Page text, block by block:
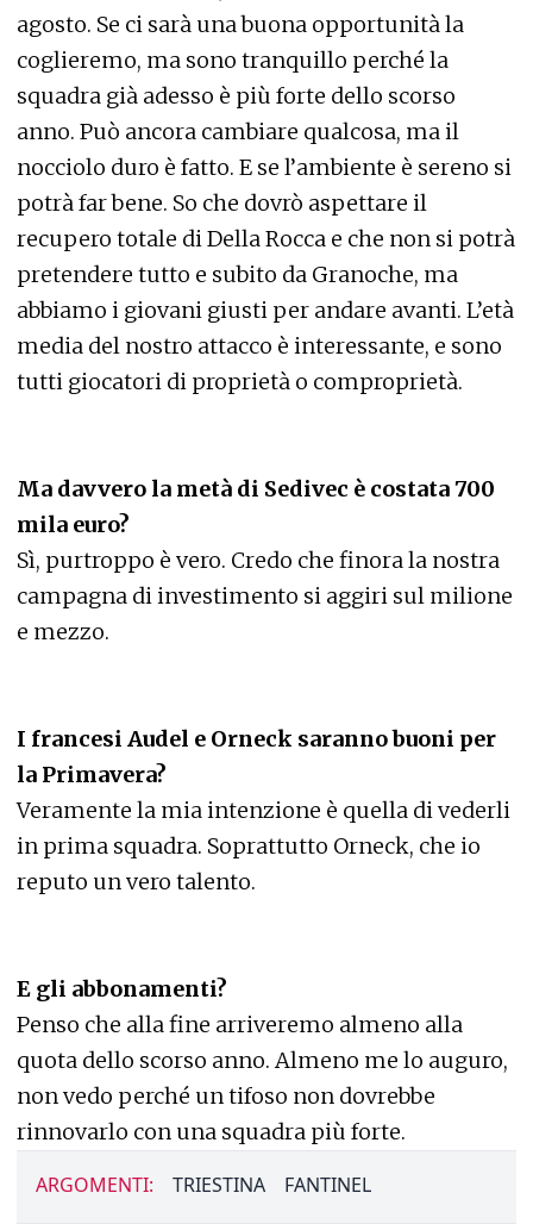
agosto. Se ci sarà una buona opportunità la
coglieremo, ma sono tranquillo perché la
squadra già adesso è più forte dello scorso
anno. Può ancora cambiare qualcosa, ma il
nocciolo duro è fatto. E se l’ambiente è sereno si
potrà far bene. So che dovrò aspettare il
recupero totale di Della Rocca e che non si potrà
pretendere tutto e subito da Granoche, ma
abbiamo i giovani giusti per andare avanti. L’età
media del nostro attacco è interessante, e sono
tutti giocatori di proprietà o comproprietà.
Ma davvero la metà di Sedivec è costata 700
mila euro?
Sì, purtroppo è vero. Credo che finora la nostra
campagna di investimento si aggiri sul milione
e mezzo.
I francesi Audel e Orneck saranno buoni per
la Primavera?
Veramente la mia intenzione è quella di vederli
in prima squadra. Soprattutto Orneck, che io
reputo un vero talento.
E gli abbonamenti?
Penso che alla fine arriveremo almeno alla
quota dello scorso anno. Almeno me lo auguro,
non vedo perché un tifoso non dovrebbe
rinnovarlo con una squadra più forte.
ARGOMENTI: TRIESTINA FANTINEL